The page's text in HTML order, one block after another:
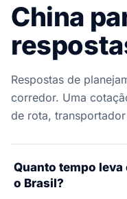
China
Respostas de
corredor. Uma
de rota,
Quanto tempo
o Brasil?